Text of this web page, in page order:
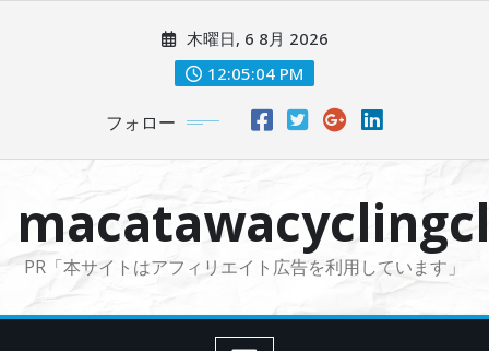
に
木曜日, 6 8月 2026
12:05:05 PM
フォロー
PR「本サイトはアフィリエイト広告を利用しています」